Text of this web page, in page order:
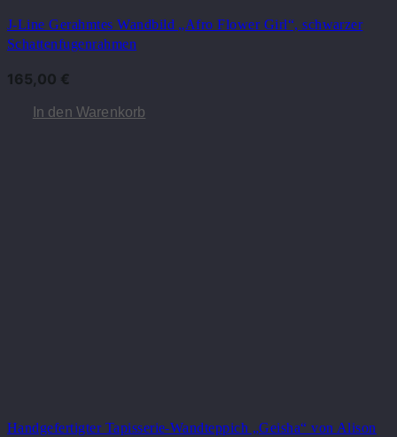
J-Line Gerahmtes Wandbild „Afro Flower Girl“, schwarzer
Schattenfugenrahmen
165,00 €
In den Warenkorb
Handgefertigter Tapisserie-Wandteppich „Geisha“ von Alison